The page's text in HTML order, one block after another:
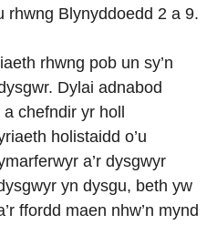
rhwng Blynyddoedd 2 a 9.
rhwng pob un sy’n
Dylai adnabod
chefndir yr holl
holistaidd o’u
a’r dysgwyr
yn dysgu, beth yw
ffordd maen nhw’n mynd